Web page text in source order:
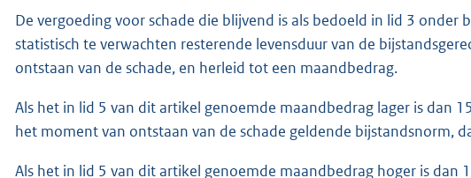
De vergoeding voor schade die blijvend is als bedoeld in lid 3
statistisch te verwachten resterende levensduur van de
ontstaan van de schade, en herleid tot een maandbedrag.
Als het in lid 5 van dit artikel genoemde maandbedrag lager is dan
het moment van ontstaan van de schade geldende bijstandsnorm,
Als het in lid 5 van dit artikel genoemde maandbedrag hoger is dan